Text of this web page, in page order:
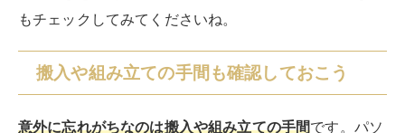
また、パソコンデスクの多くは組み立て式です。組み立
てしまいます。買う前に組み立てが難しくないかもチェ
ックしましょう。